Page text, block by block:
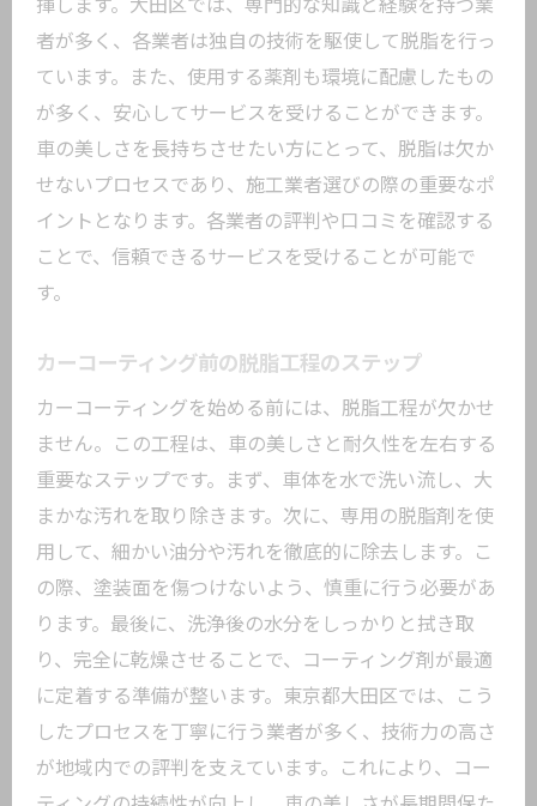
脱脂が美観に与える長期的な影響
家庭でもできる簡単脱脂テクニック
カーコーティング施工業者の選び方と脱脂の
ポイント
信頼できる業者を見極めるコツ
脱脂の重要性を理解した業者選び
安心して任せられる施工業者の探し方
専門家が教える脱脂施行業者の選定基準
東京都大田区でのカーコーティングメンテナ
ンスの極意
長持ちするカーコーティングのメンテナ
ンス法
脱脂後のメンテナンスで注意したいこと
東京都大田区特有のメンテナンスのポイ
ント
脱脂後のメンテナンススケジュールの立
揮します。大田区では、専門的な知識と経験を持つ業
者が多く、各業者は独自の技術を駆使して脱脂を行っ
ています。また、使用する薬剤も環境に配慮したもの
が多く、安心してサービスを受けることができます。
車の美しさを長持ちさせたい方にとって、脱脂は欠か
せないプロセスであり、施工業者選びの際の重要なポ
イントとなります。各業者の評判や口コミを確認する
ことで、信頼できるサービスを受けることが可能で
す。
カーコーティング前の脱脂工程のステップ
カーコーティングを始める前には、脱脂工程が欠かせ
ません。この工程は、車の美しさと耐久性を左右する
重要なステップです。まず、車体を水で洗い流し、大
まかな汚れを取り除きます。次に、専用の脱脂剤を使
用して、細かい油分や汚れを徹底的に除去します。こ
の際、塗装面を傷つけないよう、慎重に行う必要があ
ります。最後に、洗浄後の水分をしっかりと拭き取
り、完全に乾燥させることで、コーティング剤が最適
に定着する準備が整います。東京都大田区では、こう
したプロセスを丁寧に行う業者が多く、技術力の高さ
が地域内での評判を支えています。これにより、コー